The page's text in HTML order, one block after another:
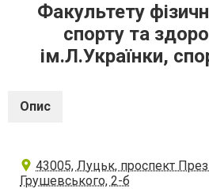
Факультету
спорту та
ім.Л.Українки,
Опис
43005, Луцьк, проспект
Грушевського, 2-б